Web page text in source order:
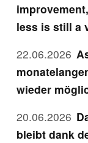
less is still a
22.06.2026
wieder
20.06.2026
bleibt dank